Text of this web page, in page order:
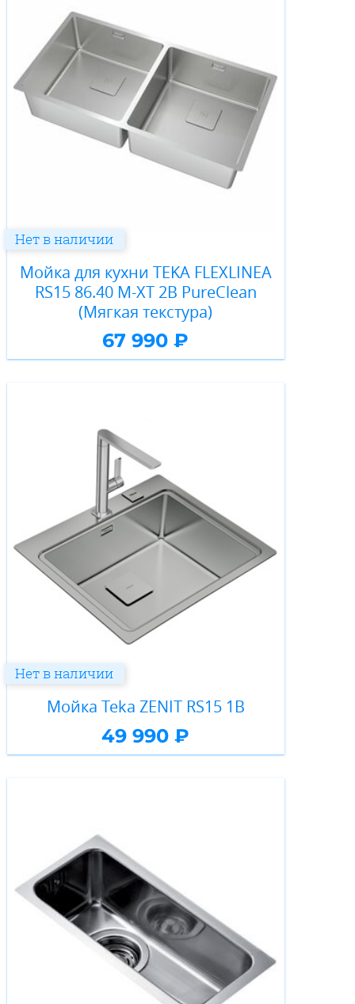
Мойка для кухни TEKA FLEXLINEA
RS15 86.40 M-XT 2B PureClean
(Мягкая текстура)
67 990 ₽
Нет в наличии
Мойка Teka ZENIT RS15 1B
49 990 ₽
Нет в наличии